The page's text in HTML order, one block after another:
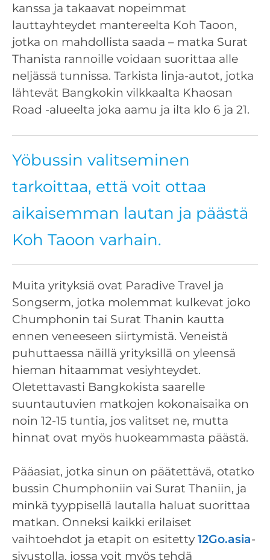
kanssa ja takaavat nopeimmat
lauttayhteydet mantereelta Koh Taoon,
jotka on mahdollista saada – matka Surat
Thanista rannoille voidaan suorittaa alle
neljässä tunnissa. Tarkista linja-autot, jotka
lähtevät Bangkokin vilkkaalta Khaosan
Road -alueelta joka aamu ja ilta klo 6 ja 21.
Yöbussin valitseminen
tarkoittaa, että voit ottaa
aikaisemman lautan ja päästä
Koh Taoon varhain.
Muita yrityksiä ovat Paradive Travel ja
Songserm, jotka molemmat kulkevat joko
Chumphonin tai Surat Thanin kautta
ennen veneeseen siirtymistä. Veneistä
puhuttaessa näillä yrityksillä on yleensä
hieman hitaammat vesiyhteydet.
Oletettavasti Bangkokista saarelle
suuntautuvien matkojen kokonaisaika on
noin 12-15 tuntia, jos valitset ne, mutta
hinnat ovat myös huokeammasta päästä.
Pääasiat, jotka sinun on päätettävä, otatko
bussin Chumphoniin vai Surat Thaniin, ja
minkä tyyppisellä lautalla haluat suorittaa
matkan. Onneksi kaikki erilaiset
vaihtoehdot ja etapit on esitetty 12Go.asia-
sivustolla, jossa voit myös tehdä